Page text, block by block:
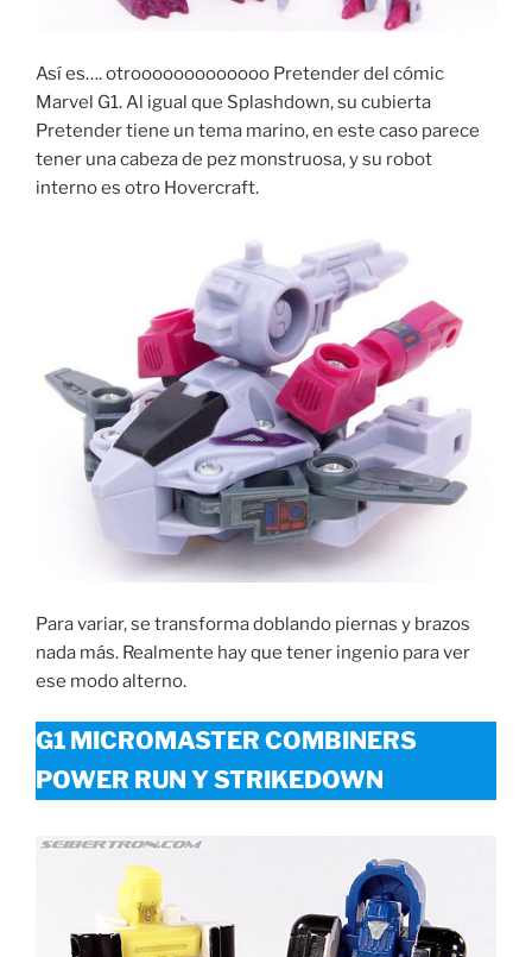
Así es…. otrooooooooooooo Pretender del cómic
Marvel G1. Al igual que Splashdown, su cubierta
Pretender tiene un tema marino, en este caso parece
tener una cabeza de pez monstruosa, y su robot
interno es otro Hovercraft.
Para variar, se transforma doblando piernas y brazos
nada más. Realmente hay que tener ingenio para ver
ese modo alterno.
G1 MICROMASTER COMBINERS
POWER RUN Y STRIKEDOWN